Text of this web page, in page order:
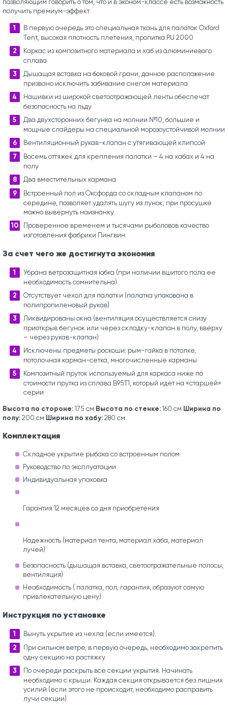
позволяющим говорить о том, что и в эконом-классе есть возможность
получить премиум-эффект.
В первую очередь это специальная ткань для палаток Oxford
Tent, высокая плотность плетения, пропитка PU 2000
Каркас из композитного материала и хаб из алюминиевого
сплава
Дышащая вставка на боковой грани, данное расположение
призвано исключить забивание снегом материала
Нашивки из широкой светоотражающей ленты обеспечат
безопасность на льду
Два двухсторонних бегунка на молнии №10, большие и
мощные слайдеры на специальной морозоустойчивой молнии
Вентиляционный рукав-клапан с утягивающей клипсой
Восемь оттяжек для крепления палатки – 4 на хабах и 4 на
полу
Два вместительных кармана
Встроенный пол из Оксфорда со складным клапаном по
середине, позволяет удалять шугу из лунок, при просушке
можно вывернуть наизнанку
Проверенное временем и тысячами рыболовов качество
изготовления фабрики Пингвин
За счет чего же достигнута экономия
Убрана ветрозащитная юбка (при наличии вшитого пола ее
необходимость сомнительна)
Отсутствует чехол для палатки (палатка упакована в
полипропиленовый рукав)
Ликвидированы окна (вентиляция осуществляется снизу
приоткрыв бегунок или через складку-клапан в полу, вверху
– через рукав-клапан)
Исключены предметы роскоши: рым-гайка в потолке,
потолочная карман-сетка, многочисленные карманы
Композитный пруток используемый для каркаса ниже по
стоимости прутка из сплава В95Т1, который идет на «старшей»
серии
Высота по стороне:175 см Высота по стенке:160 см Ширина по
полу: 200 см Ширина по хабу: 280 см
Комплектация
Складное укрытие рыбака со встроенным полом
Руководство по эксплуатации
Индивидуальная упаковка
Гарантия 12 месяцев со дня приобретения
Надежность (материал тента, материал хаба, материал
лучей)
Безопасность (дышащая вставка, светоотражательные полосы,
вентиляция)
Необходимость ( палатка, пол, гарантия, образуют самую
привлекательную цену)
Инструкция по установке
Вынуть укрытие из чехла (если имеется).
При сильном ветре, в первую очередь, необходимо закрепить
одну секцию на растяжку
По очереди раскрыть все секции укрытия. Начинать
необходимо с крыши. Каждая секция открывается без лишних
усилий (если этого не происходит, необходимо расправить
лучи секции)